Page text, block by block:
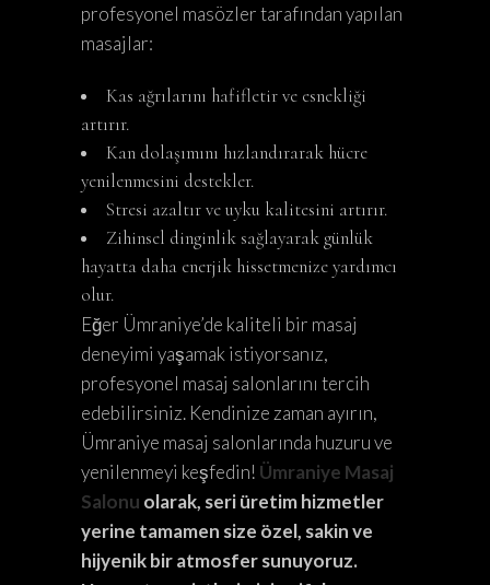
profesyonel masözler tarafından yapılan
masajlar:
Kas ağrılarını hafifletir ve esnekliği
artırır.
Kan dolaşımını hızlandırarak hücre
yenilenmesini destekler.
Stresi azaltır ve uyku kalitesini artırır.
Zihinsel dinginlik sağlayarak günlük
hayatta daha enerjik hissetmenize yardımcı
olur.
Eğer Ümraniye’de kaliteli bir masaj
deneyimi yaşamak istiyorsanız,
profesyonel masaj salonlarını tercih
edebilirsiniz. Kendinize zaman ayırın,
Ümraniye masaj salonlarında huzuru ve
yenilenmeyi keşfedin! Ümraniye Masaj
Salonu olarak, seri üretim hizmetler
yerine tamamen size özel, sakin ve
hijyenik bir atmosfer sunuyoruz.